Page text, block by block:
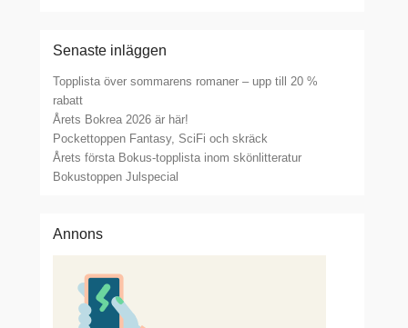
Senaste inläggen
Topplista över sommarens romaner – upp till 20 %
rabatt
Årets Bokrea 2026 är här!
Pockettoppen Fantasy, SciFi och skräck
Årets första Bokus-topplista inom skönlitteratur
Bokustoppen Julspecial
Annons